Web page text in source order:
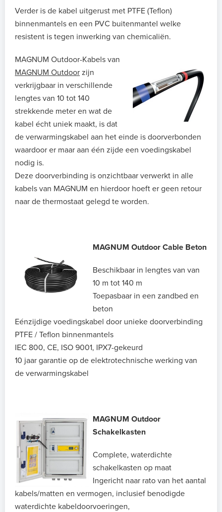
Verder is de kabel uitgerust met PTFE (Teflon)
binnenmantels en een PVC buitenmantel welke
resistent is tegen inwerking van chemicaliën.
MAGNUM Outdoor-Kabels van
MAGNUM Outdoor zijn
verkrijgbaar in verschillende
lengtes van 10 tot 140
strekkende meter en wat de
kabel écht uniek maakt, is dat
de verwarmingskabel aan het einde is doorverbonden
waardoor er maar aan één zijde een voedingskabel
nodig is.
Deze doorverbinding is onzichtbaar verwerkt in alle
kabels van MAGNUM en hierdoor hoeft er geen retour
naar de thermostaat gelegd te worden.
MAGNUM Outdoor Cable Beton
Beschikbaar in lengtes van van
10 m tot 140 m
Toepasbaar in een zandbed en
beton
Eénzijdige voedingskabel door unieke doorverbinding
PTFE / Teflon binnenmantels
IEC 800, CE, ISO 9001, IPX7-gekeurd
10 jaar garantie op de elektrotechnische werking van
de verwarmingskabel
MAGNUM Outdoor
Schakelkasten
Complete, waterdichte
schakelkasten op maat
Ingericht naar rato van het aantal
kabels/matten en vermogen, inclusief benodigde
waterdichte kabeldoorvoeringen,